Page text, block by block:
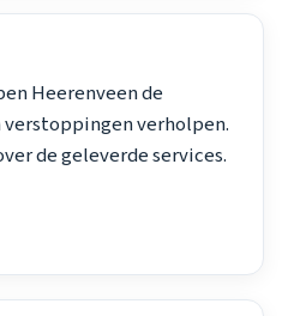
Heerenveen de
verholpen.
de geleverde services.